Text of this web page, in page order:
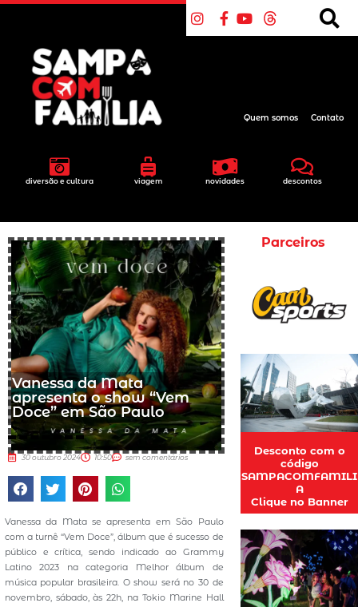
diversão e cultura viagem novidades descontos
Quem somos Contato
Vanessa da Mata
apresenta o show “Vem
Doce” em São Paulo
30 outubro 2024 10:50 sem comentários
Vanessa da Mata se apresenta em São Paulo
com a turnê “Vem Doce”, álbum que é sucesso de
público e crítica, sendo indicado ao Grammy
Latino 2023 na categoria Melhor álbum de
música popular brasileira. O show será no 30 de
novembro, sábado, às 22h, na Tokio Marine Hall
Parceiros
Desconto com o
código
SAMPACOMFAMILI
A
Clique no Banner